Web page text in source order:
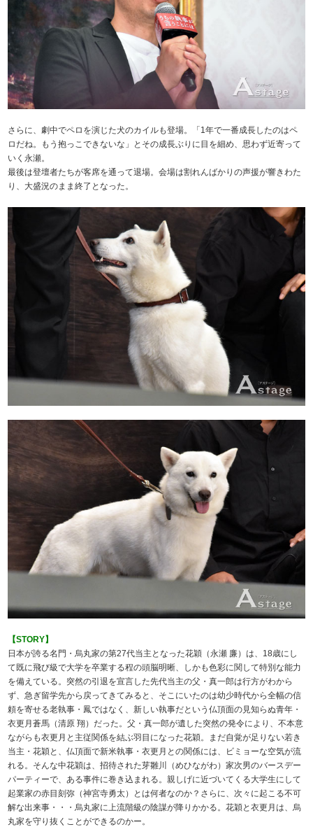
さらに、劇中でペロを演じた犬のカイルも登場。「1年で一番成長したのはペ
ロだね。もう抱っこできないな」とその成長ぶりに目を細め、思わず近寄って
いく永瀬。
最後は登壇者たちが客席を通って退場。会場は割れんばかりの声援が響きわた
り、大盛況のまま終了となった。
【STORY】
日本が誇る名門・烏丸家の第27代当主となった花穎（永瀬 廉）は、18歳にし
て既に飛び級で大学を卒業する程の頭脳明晰、しかも色彩に関して特別な能力
を備えている。突然の引退を宣言した先代当主の父・真一郎は行方がわから
ず、急ぎ留学先から戻ってきてみると、そこにいたのは幼少時代から全幅の信
頼を寄せる老執事・鳳ではなく、新しい執事だという仏頂面の見知らぬ青年・
衣更月蒼馬（清原 翔）だった。父・真一郎が遺した突然の発令により、不本意
ながらも衣更月と主従関係を結ぶ羽目になった花穎。まだ自覚が足りない若き
当主・花穎と、仏頂面で新米執事・衣更月との関係には、ビミョーな空気が流
れる。そんな中花穎は、招待された芽雛川（めひながわ）家次男のバースデー
パーティーで、ある事件に巻き込まれる。親しげに近づいてくる大学生にして
起業家の赤目刻弥（神宮寺勇太）とは何者なのか？さらに、次々に起こる不可
解な出来事・・・烏丸家に上流階級の陰謀が降りかかる。花穎と衣更月は、烏
丸家を守り抜くことができるのかー。